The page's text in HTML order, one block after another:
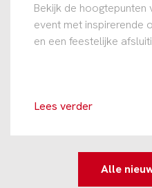
Bekijk de
event met inspirerende
en een feestelijke
Lees verder
Alle